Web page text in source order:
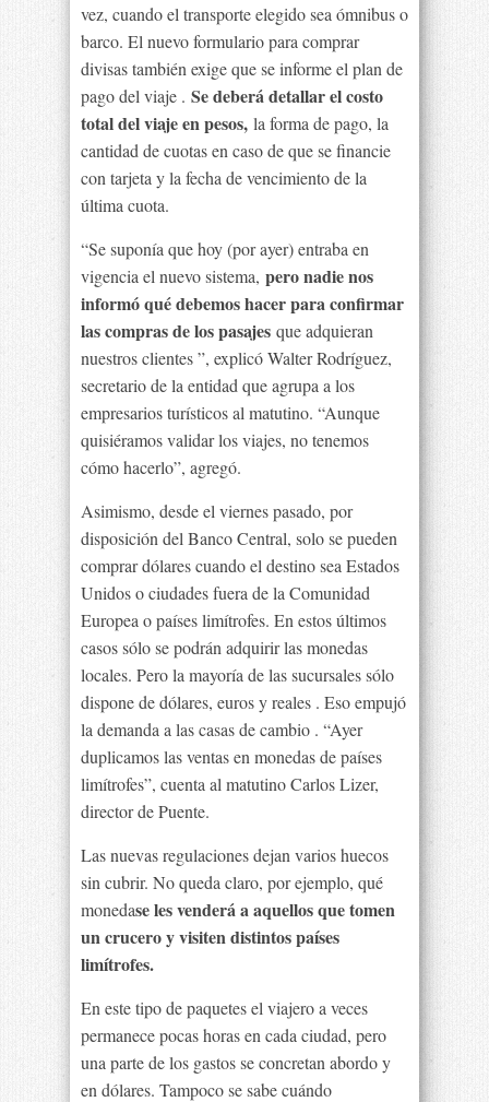
vez, cuando el transporte elegido sea ómnibus o
barco. El nuevo formulario para comprar
divisas también exige que se informe el plan de
pago del viaje . Se deberá detallar el costo
total del viaje en pesos, la forma de pago, la
cantidad de cuotas en caso de que se financie
con tarjeta y la fecha de vencimiento de la
última cuota.
“Se suponía que hoy (por ayer) entraba en
vigencia el nuevo sistema, pero nadie nos
informó qué debemos hacer para confirmar
las compras de los pasajes que adquieran
nuestros clientes ”, explicó Walter Rodríguez,
secretario de la entidad que agrupa a los
empresarios turísticos al matutino. “Aunque
quisiéramos validar los viajes, no tenemos
cómo hacerlo”, agregó.
Asimismo, desde el viernes pasado, por
disposición del Banco Central, solo se pueden
comprar dólares cuando el destino sea Estados
Unidos o ciudades fuera de la Comunidad
Europea o países limítrofes. En estos últimos
casos sólo se podrán adquirir las monedas
locales. Pero la mayoría de las sucursales sólo
dispone de dólares, euros y reales . Eso empujó
la demanda a las casas de cambio . “Ayer
duplicamos las ventas en monedas de países
limítrofes”, cuenta al matutino Carlos Lizer,
director de Puente.
Las nuevas regulaciones dejan varios huecos
sin cubrir. No queda claro, por ejemplo, qué
monedase les venderá a aquellos que tomen
un crucero y visiten distintos países
limítrofes.
En este tipo de paquetes el viajero a veces
permanece pocas horas en cada ciudad, pero
una parte de los gastos se concretan abordo y
en dólares. Tampoco se sabe cuándo